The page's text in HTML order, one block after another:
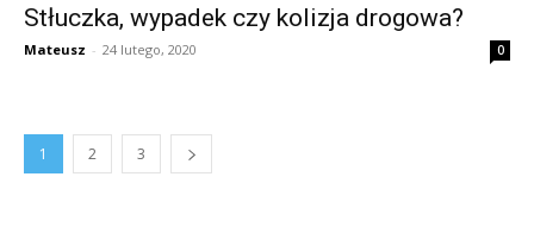
Stłuczka, wypadek czy kolizja drogowa?
Mateusz - 24 lutego, 2020 0
1 2 3